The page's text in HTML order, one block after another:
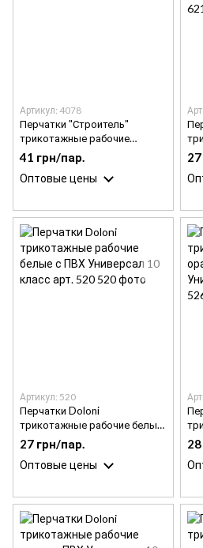
Артикул: 4078
Перчатки "Строитель"
трикотажные рабочие
желтые с ПВХ 7 класс 10
размер арт. 4078
41 грн/пар.
Оптовые цены
с
Артикул: 520
Перчатки Doloni
трикотажные рабочие белые
с ПВХ Универсал 10 класс
арт. 520
27 грн/пар.
Оптовые цены